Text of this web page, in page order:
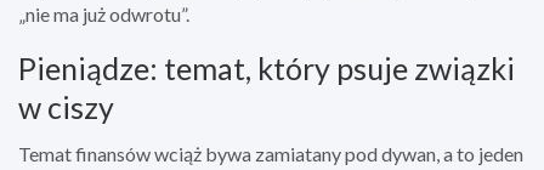
„nie ma już odwrotu”.
Pieniądze: temat, który psuje związki
w ciszy
Temat finansów wciąż bywa zamiatany pod dywan, a to jeden